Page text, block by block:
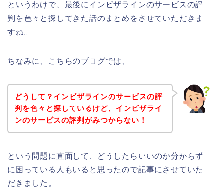
というわけで、最後にインビザラインのサービスの評
判を色々と探してきた話のまとめをさせていただきま
すね。
ちなみに、こちらのブログでは、
どうして？インビザラインのサービスの評
判を色々と探しているけど、インビザライ
ンのサービスの評判がみつからない！
という問題に直面して、どうしたらいいのか分からず
に困っている人もいると思ったので記事にさせていた
だきました。